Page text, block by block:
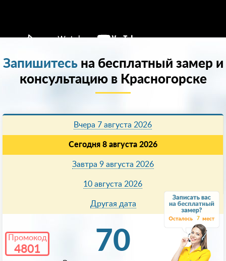
7
Промокод
4801
Запишитесьна бесплатный замер и
консультацию в Красногорске
Вчера 7 августа 2026
Сегодня 8 августа 2026
Завтра 9 августа 2026
10 августа 2026
Другая дата
70